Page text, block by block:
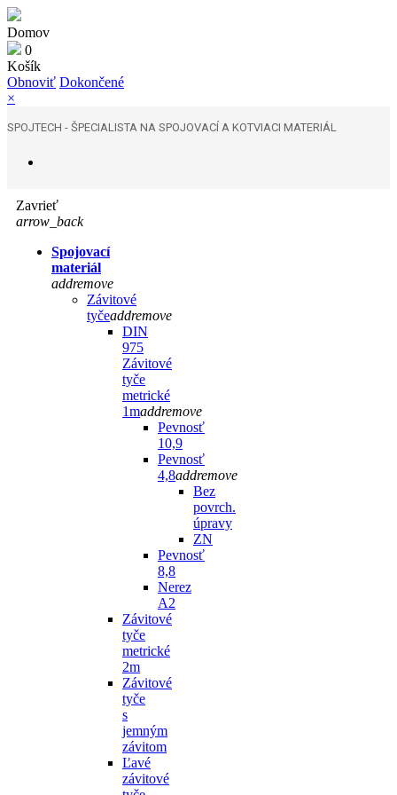
Domov
0
Košík
Obnoviť Dokončené
×
SPOJTECH - ŠPECIALISTA NA SPOJOVACÍ A KOTVIACI MATERIÁL
Zavrieť
arrow_back
Spojovací
materiál
addremove
Závitové
tyčeaddremove
DIN
975
Závitové
tyče
metrické
1maddremove
Pevnosť
10,9
Pevnosť
4,8addremove
Bez
povrch.
úpravy
ZN
Pevnosť
8,8
Nerez
A2
Závitové
tyče
metrické
2m
Závitové
tyče
s
jemným
závitom
Ľavé
závitové